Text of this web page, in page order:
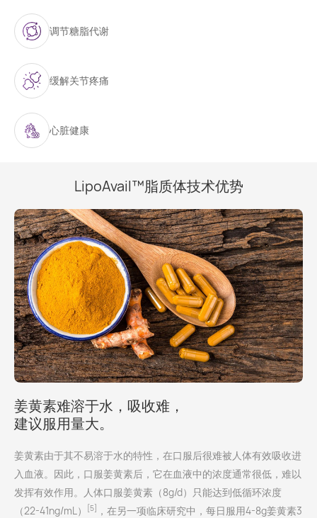
调节糖脂代谢
缓解关节疼痛
心脏健康
LipoAvail™脂质体技术优势
姜黄素难溶于水，吸收难，
建议服用量大。
姜黄素由于其不易溶于水的特性，在口服后很难被人体有效吸收进
入血液。因此，口服姜黄素后，它在血液中的浓度通常很低，难以
发挥有效作用。人体口服姜黄素（8g/d）只能达到低循环浓度
（22-41ng/mL）
[5] ，在另一项临床研究中，每日服用4-8g姜黄素3